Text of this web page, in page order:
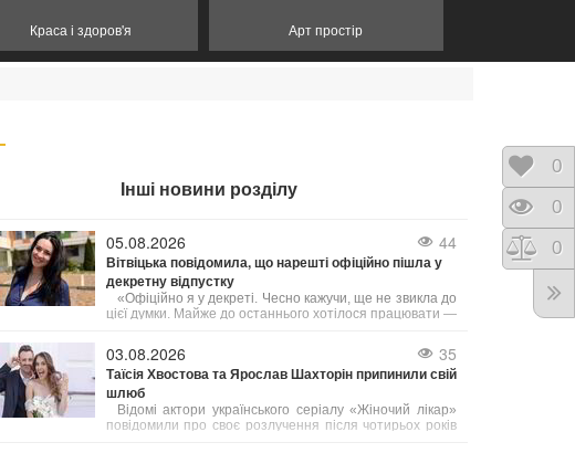
Краса і здоров'я Арт простір
Інші новини розділу
05.08.2026 44
Вітвіцька повідомила, що нарешті офіційно пішла у
декретну відпустку
«Офіційно я у декреті. Чесно кажучи, ще не звикла до
цієї думки. Майже до останнього хотілося працювати —
готуватися до випусків новин і займатися тим, що
люблю вже багато років», — поділилася Соломія.
03.08.2026 35
Таїсія Хвостова та Ярослав Шахторін припинили свій
шлюб
Відомі актори українського серіалу «Жіночий лікар»
повідомили про своє розлучення після чотирьох років
0
0
0